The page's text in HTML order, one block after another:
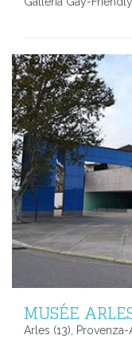
MUSÉE
Arles (13),